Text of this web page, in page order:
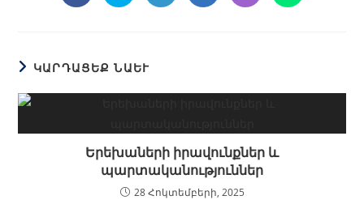
ԿԱՐԴԱՑԵՔ ՆԱԵՒ
Երեխաների իրավունքներ և
պարտականություններ
28 Հոկտեմբերի, 2025